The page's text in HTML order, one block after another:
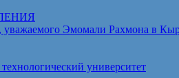
Эмомали Рахмона в
университет